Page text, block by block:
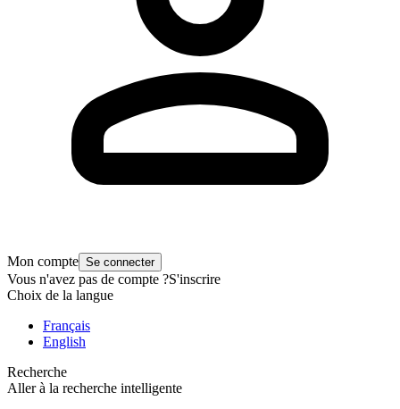
Mon compte Se connecter
Vous n'avez pas de compte ?S'inscrire
Choix de la langue
Français
English
Recherche
Aller à la recherche intelligente